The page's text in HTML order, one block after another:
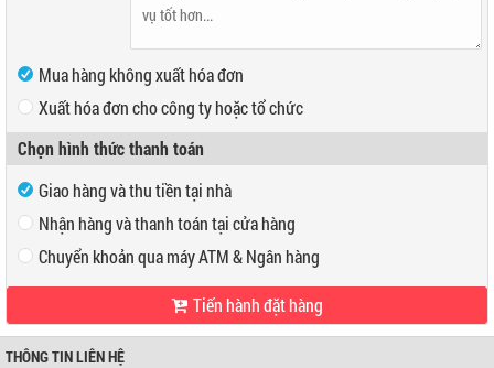
Mua hàng không xuất hóa đơn
Xuất hóa đơn cho công ty hoặc tổ chức
Mã số thuế
Địa chỉ
Chọn hình thức thanh toán
Giao hàng và thu tiền tại nhà
Nhận hàng và thanh toán tại cửa hàng
Địa chỉ:466 Tân Kỳ Tân Quý, P Tân Quý, Q Tân Phú, TPHCM
Điện thoại:
Chuyển khoản qua máy ATM & Ngân hàng
Tiến hành đặt hàng
THÔNG TIN LIÊN HỆ